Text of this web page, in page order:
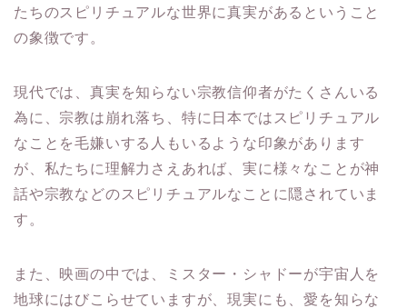
たちのスピリチュアルな世界に真実があるということ
の象徴です。
現代では、真実を知らない宗教信仰者がたくさんいる
為に、宗教は崩れ落ち、特に日本ではスピリチュアル
なことを毛嫌いする人もいるような印象があります
が、私たちに理解力さえあれば、実に様々なことが神
話や宗教などのスピリチュアルなことに隠されていま
す。
また、映画の中では、ミスター・シャドーが宇宙人を
地球にはびこらせていますが、現実にも、愛を知らな